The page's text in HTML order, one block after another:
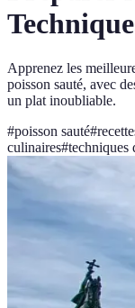
Apprenez les
poisson sauté, avec
un plat inoubliable.
#poisson sauté#
culinaires#techniques